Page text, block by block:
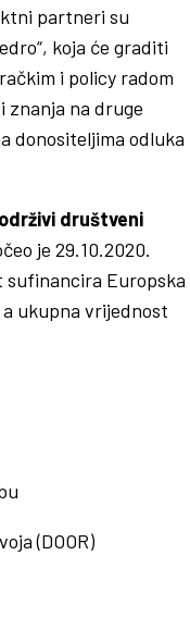
partneri su
koja će graditi
i policy radom
znanja na druge
donositeljima odluka
društveni
je 29.10.2020.
sufinancira Europska
ukupna vrijednost
(DOOR)